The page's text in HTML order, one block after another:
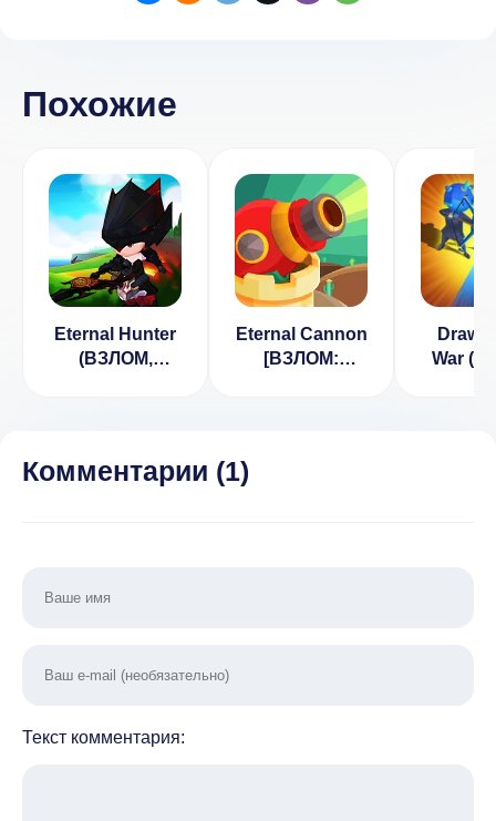
Похожие
Eternal Hunter
(ВЗЛОМ,
Eternal Cannon
[ВЗЛОМ:
Draw
War
Комментарии (1)
Текст комментария: